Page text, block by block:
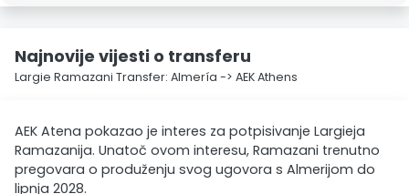
Najnovije vijesti o transferu
Largie Ramazani Transfer: Almería -> AEK Athens
AEK Atena pokazao je interes za potpisivanje Largieja
Ramazanija. Unatoč ovom interesu, Ramazani trenutno
pregovara o produženju svog ugovora s Almerijom do
lipnja 2028.